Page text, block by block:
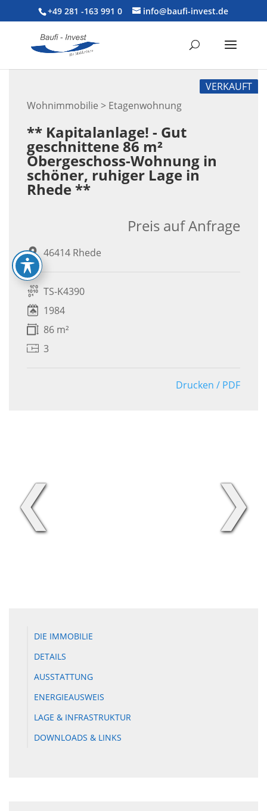
+49 281 -163 991 0 info@baufi-invest.de
Wohnimmobilie > Etagenwohnung
VERKAUFT
** Kapitalanlage! - Gut
geschnittene 86 m²
Obergeschoss-Wohnung in
schöner, ruhiger Lage in
Rhede **
46414 Rhede
Preis auf Anfrage
TS-K4390
1984
86 m²
3
Drucken / PDF
❮ ❯
DIE IMMOBILIE
DETAILS
AUSSTATTUNG
ENERGIEAUSWEIS
LAGE & INFRASTRUKTUR
DOWNLOADS & LINKS